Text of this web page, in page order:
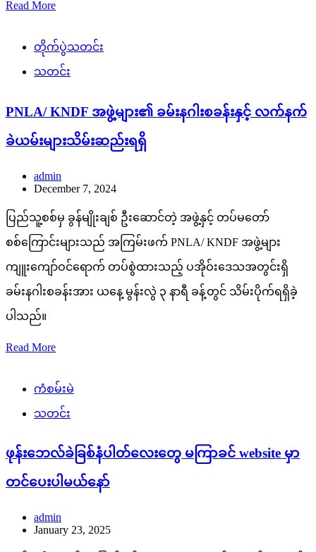
Read More
တိုက်ပွဲသတင်း
သတင်း
PNLA/ KNDF အဖွဲ့များ၏ ခမ်းနဂါးစခန်းနှင့် လက်နက်
ခဲယမ်းများသိမ်းဆည်းရရှိ
admin
December 7, 2024
ပြည်သူ့စစ်မှ ခွန်မျိုးချစ် ဦးဆောင်တဲ့ အဖွဲ့နှင့် တပ်မတော်
စစ်ကြောင်းများသည် အကြမ်းဖက် PNLA/ KNDF အဖွဲ့များ
ကျူးကျော်ဝင်ရောက် တပ်စွဲထားသည့် ပအိုဝ်းဒေသအတွင်းရှိ
ခမ်းနဂါးစခန်းအား ယနေ့ မွန်းလွဲ ၃ နာရီ ခန့်တွင် သိမ်းပိုက်ရရှိခဲ့
ပါသည်။
Read More
ကံစမ်းမဲ
သတင်း
ဖုန်းဘေလ်ခဲခြစ်နံပါတ်လေးတွေ မကြာခင် website မှာ
တင်ပေးပါမယ်နော်
admin
January 23, 2025